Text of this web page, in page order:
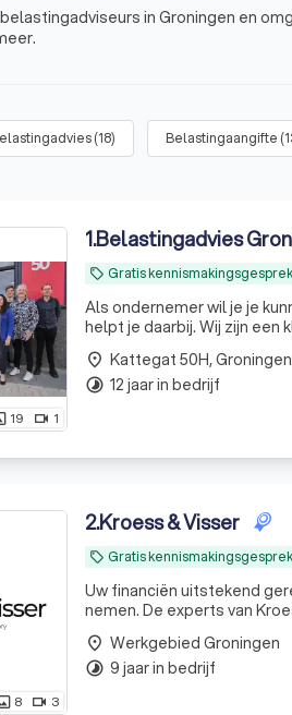
in Groningen en
(18) Belastingaangifte (
19 videocam 1
1.Belastingadvies
local_offer Gratis kennismakingsgesprek
Als ondernemer wil je je
helpt je daarbij. Wij zijn
place Kattegat 50H, Groningen
timelapse 12 jaar in bedrijf
8 videocam 3
2.Kroess & Visser
local_offer Gratis kennismakingsgesprek
Uw financiën uitstekend geregeld. Uw tijd is waardevol. Laat ons daarom uw
nemen. De experts van
place Werkgebied Groningen
timelapse 9 jaar in bedrijf